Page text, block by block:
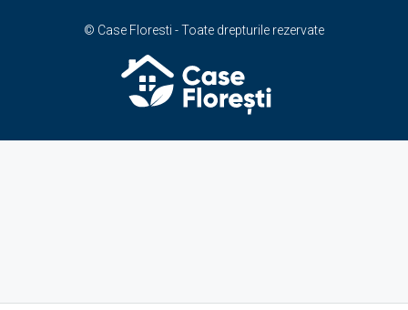
© Case Floresti - Toate drepturile rezervate